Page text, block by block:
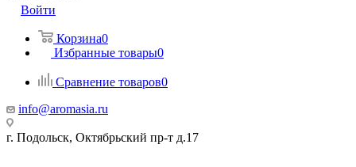
Войти
Корзина0
Избранные товары0
Сравнение товаров0
info@aromasia.ru
г. Подольск, Октябрьский пр-т д.17